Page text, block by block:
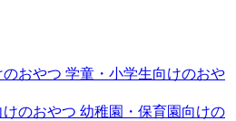
学童・小学生向けのおや
幼稚園・保育園向けの